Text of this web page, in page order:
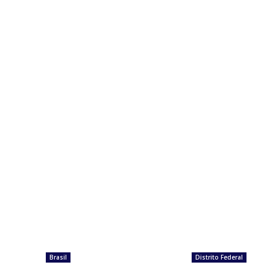
Brasil Distrito Federal